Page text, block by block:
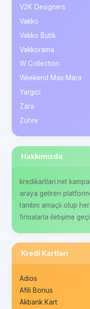
V2K Designers
Vakko
Vakko Butik
Vakkorama
W Collection
Weekend Max Mara
Yargıcı
Zara
Zühre
Hakkımızda
kredikartlari.net
araya getiren
tanıtım amaçlı olup
firmalarla iletişime
Kredi Kartları
Adios
Afili Bonus
Akbank Kart